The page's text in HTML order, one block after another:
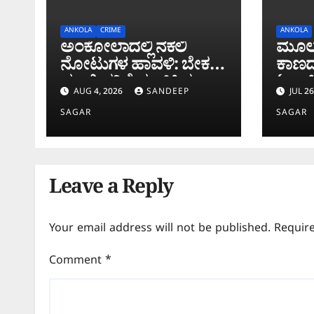
ANKOLA CRIME
ಅಂಕೋಲಾದಲ್ಲಿ ನಕಲಿ
ನೋಟುಗಳ ಹಾವಳಿ: ಬೇಕರಿ
ಮಾಲೀಕನಿಗೆ ವಂಚಿಸಿದ
‘ಚಿಲ್ಡ್ರನ್ ಬ್ಯಾಂಕ್’ ನೋಟು!
AUG 4, 2026
SANDEEP
SAGAR
ANKOLA
JUL
SAGAR
Leave a Reply
Your email address will not be published.
Comment *